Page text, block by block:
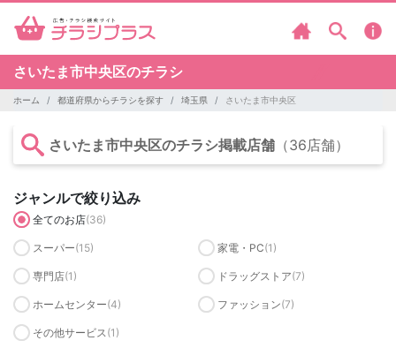
さいたま市中央区のチラシ
ホーム 都道府県からチラシを探す 埼玉県 さいたま市中央区
さいたま市中央区のチラシ掲載店舗 （36店舗）
ジャンルで絞り込み
全てのお店(36)
スーパー(15) 家電・PC(1)
専門店(1) ドラッグストア(7)
ホームセンター(4) ファッション(7)
その他サービス (1)